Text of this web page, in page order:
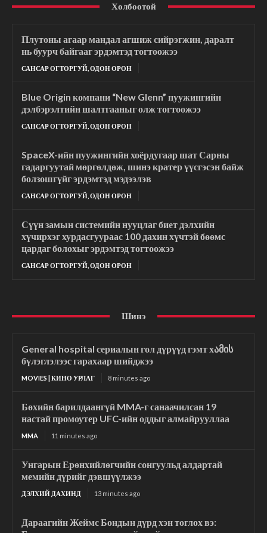
Холбоотой
Плутоны агаар мандал агшиж сийрэгжин, даралт
нь буурч байгааг эрдэмтэд тогтоожээ
САНСАР ОГТОРГУЙ, ОДОН ОРОН
Blue Origin компани “New Glenn” пуужингийн
дэлбэрэлтийн шалтгааныг олж тогтоожээ
САНСАР ОГТОРГУЙ, ОДОН ОРОН
SpaceX-ийн пуужингийн хоёрдугаар шат Сарны
гадаргуутай мөргөлдөж, шинэ кратер үүсгэсэн байж
болзошгүйг эрдэмтэд мэдээлэв
САНСАР ОГТОРГУЙ, ОДОН ОРОН
Сүүн замын системийн нууцлаг биет дэлхийн
хүчирхэг хурдасгуураас 100 дахин хүчтэй бөөмс
цардаг болохыг эрдэмтэд тогтоожээ
САНСАР ОГТОРГУЙ, ОДОН ОРОН
Шинэ
General hospital сериалын гол дүрүүд гэмт хამის
бүлэглэлээс гарахаар шийджээ
MOVIES | КИНО УРЛАГ 8 minutes ago
Бөхийн барилдаангүй MMA-г санаачилсан 19
настай промоутер UFC-ийн оддыг алмайрууллаа
MMA 11 minutes ago
Унгарын Ерөнхийлөгчийн сонгуульд алдартай
мемийн дүрийг дэвшүүлжээ
ДЭЛХИЙ ДАХИНД 13 minutes ago
Дараагийн Жеймс Бондын дүрд хэн тоглох вэ: